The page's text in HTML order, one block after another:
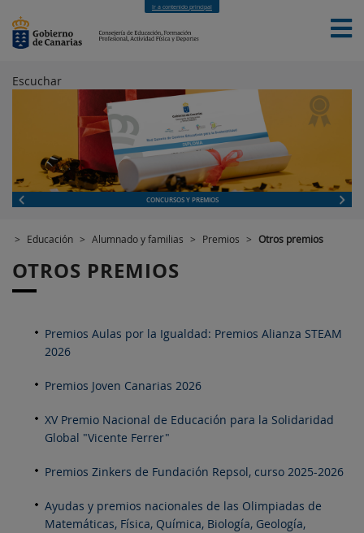
Ir a contenido principal
EDUCACIÓN
FORMACIÓN PROFESIONAL
CUALIFICACIONES PROFESIONALES
DEPORTES
CONTACTO
[INTRANET]
Escuchar
CONCURSOS Y PREMIOS
> Educación > Alumnado y familias > Premios > Otros premios
OTROS PREMIOS
Premios Aulas por la Igualdad: Premios Alianza STEAM
2026
Premios Joven Canarias 2026
XV Premio Nacional de Educación para la Solidaridad
Global "Vicente Ferrer"
Premios Zinkers de Fundación Repsol, curso 2025-2026
Ayudas y premios nacionales de las Olimpiadas de
Matemáticas, Física, Química, Biología, Geología,